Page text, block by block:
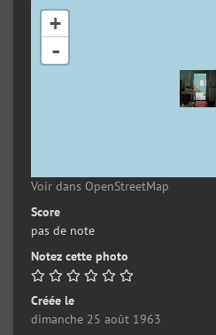
+
-
Voir dans OpenStreetMap
Score
pas de note
Notez cette photo
Créée le
dimanche 25 août 1963